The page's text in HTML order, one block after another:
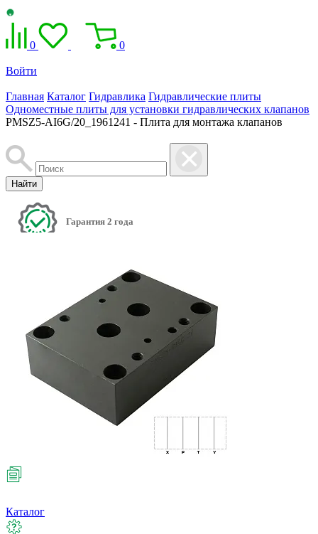
0 0
Войти
Главная Каталог Гидравлика Гидравлические плиты
Одноместные плиты для установки гидравлических клапанов
PMSZ5-AI6G/20_1961241 - Плита для монтажа клапанов
Найти
Гарантия 2 года
Каталог